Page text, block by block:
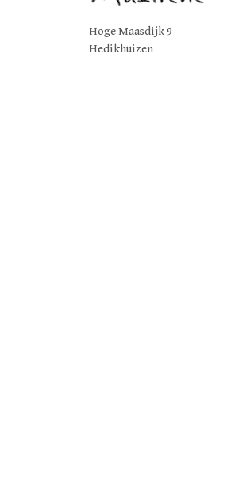
Hoge Maasdijk 9
Hedikhuizen